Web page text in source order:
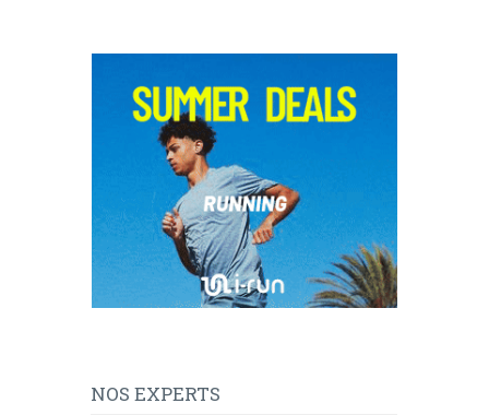
NOS EXPERTS